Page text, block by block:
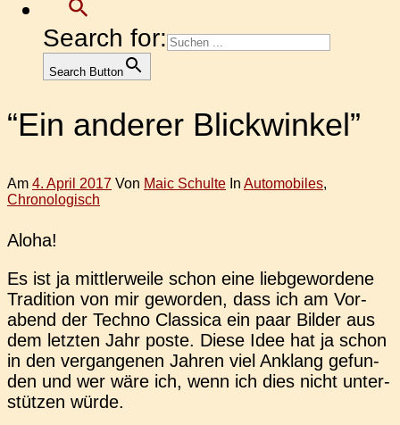
Search for:
Search Button
“Ein anderer Blickwinkel”
Am 4. April 2017 Von Maic Schulte In Automobiles,
Chronologisch
Aloha!
Es ist ja mitt­ler­wei­le schon eine lieb­ge­wor­de­ne
Tra­di­ti­on von mir gewor­den, dass ich am Vor­
abend der Techno Clas­si­ca ein paar Bilder aus
dem letz­ten Jahr poste. Diese Idee hat ja schon
in den ver­gan­ge­nen Jahren viel Anklang gefun­
den und wer wäre ich, wenn ich dies nicht unter­
stüt­zen würde.